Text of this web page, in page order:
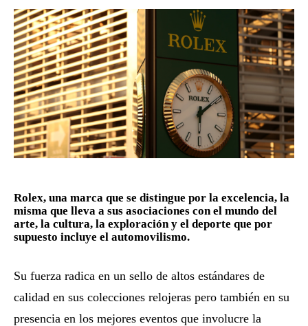
Rolex, una marca que se distingue por la excelencia, la
misma que lleva a sus asociaciones con el mundo del
arte, la cultura, la exploración y el deporte que por
supuesto incluye el automovilismo.
Su fuerza radica en un sello de altos estándares de
calidad en sus colecciones relojeras pero también en su
presencia en los mejores eventos que involucre la